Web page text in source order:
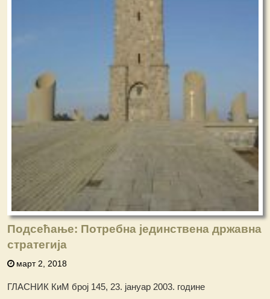
Подсећање: Потребна јединствена државна
стратегија
март 2, 2018
ГЛАСНИК КиМ број 145, 23. јануар 2003. године